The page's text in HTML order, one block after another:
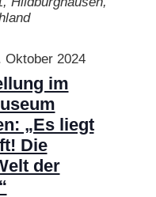
im
„Es liegt
Die
der
Oktober 2024